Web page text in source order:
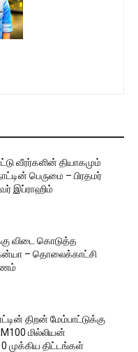
வீரர்களின் தியாகமும்
பெருமை – பிரதமர்
இப்ராஹிம்
விடை கொடுத்த
– தொலைக்காட்சி
திறன் மேம்பாட்டுக்கு
மில்லியன்
முக்கிய திட்டங்கள்